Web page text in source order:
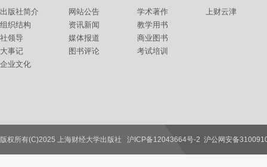
出版社简介
组织结构
社领导
大事记
企业文化
网站公告
资讯新闻
媒体报道
图书评论
学术著作
教学用书
商业图书
考试培训
上财云津
联系我们
版权所有(C)2025 上海财经大学出版社 沪ICP备12043664号-2 沪公网安备